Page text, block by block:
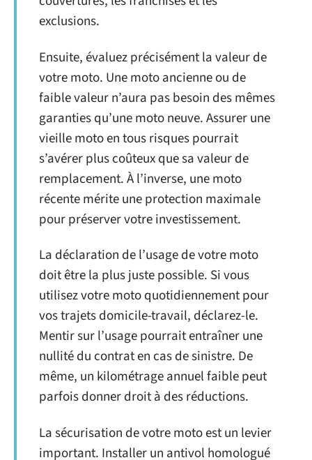
exclusions.
Ensuite, évaluez précisément la valeur de
votre moto. Une moto ancienne ou de
faible valeur n’aura pas besoin des mêmes
garanties qu’une moto neuve. Assurer une
vieille moto en tous risques pourrait
s’avérer plus coûteux que sa valeur de
remplacement. À l’inverse, une moto
récente mérite une protection maximale
pour préserver votre investissement.
La déclaration de l’usage de votre moto
doit être la plus juste possible. Si vous
utilisez votre moto quotidiennement pour
vos trajets domicile-travail, déclarez-le.
Mentir sur l’usage pourrait entraîner une
nullité du contrat en cas de sinistre. De
même, un kilométrage annuel faible peut
parfois donner droit à des réductions.
La sécurisation de votre moto est un levier
important. Installer un antivol homologué